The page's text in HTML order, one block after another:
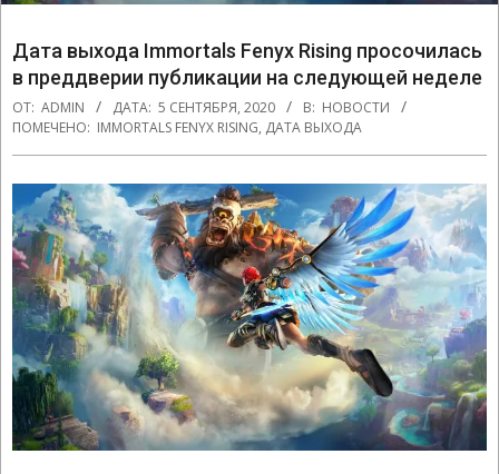
Дата выхода Immortals Fenyx Rising просочилась
в преддверии публикации на следующей неделе
ОТ: ADMIN ДАТА: 5 СЕНТЯБРЯ, 2020 В: НОВОСТИ
ПОМЕЧЕНО: IMMORTALS FENYX RISING, ДАТА ВЫХОДА